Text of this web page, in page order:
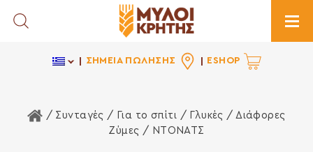
Toggle Search
ΣΗΜΕΙΑ ΠΩΛΗΣΗΣ ESHOP
Αρχική Σελίδα
/ Συνταγές / Για το σπίτι / Γλυκές /Διάφορες
Ζύμες / ΝΤΟΝΑΤΣ